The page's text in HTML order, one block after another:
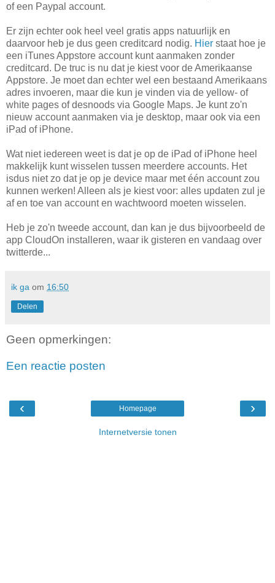
of een Paypal account.
Er zijn echter ook heel veel gratis apps natuurlijk en
daarvoor heb je dus geen creditcard nodig. Hier staat hoe je
een iTunes Appstore account kunt aanmaken zonder
creditcard. De truc is nu dat je kiest voor de Amerikaanse
Appstore. Je moet dan echter wel een bestaand Amerikaans
adres invoeren, maar die kun je vinden via de yellow- of
white pages of desnoods via Google Maps. Je kunt zo'n
nieuw account aanmaken via je desktop, maar ook via een
iPad of iPhone.
Wat niet iedereen weet is dat je op de iPad of iPhone heel
makkelijk kunt wisselen tussen meerdere accounts. Het
isdus niet zo dat je op je device maar met één account zou
kunnen werken! Alleen als je kiest voor: alles updaten zul je
af en toe van account en wachtwoord moeten wisselen.
Heb je zo'n tweede account, dan kan je dus bijvoorbeeld de
app CloudOn installeren, waar ik gisteren en vandaag over
twitterde...
ik ga om 16:50
Delen
Geen opmerkingen:
Een reactie posten
‹ ›
Homepage
Internetversie tonen